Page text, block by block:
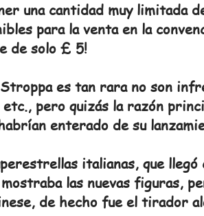
una cantidad muy limitada
para la venta en la
de solo £ 5!
es tan rara no son
pero quizás la razón
enterado de su
italianas, que llegó
las nuevas figuras,
de hecho fue el tirador